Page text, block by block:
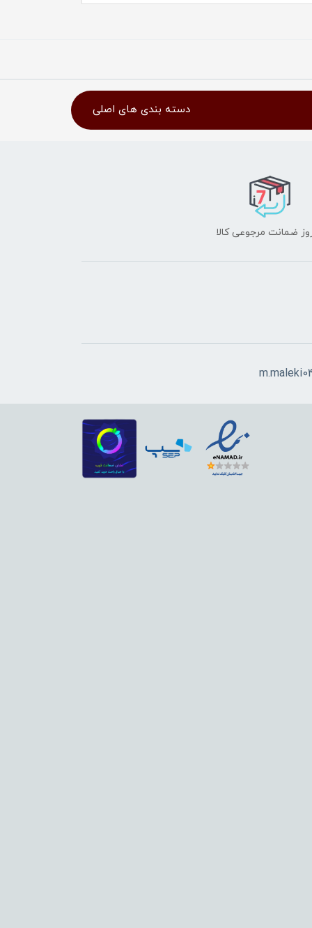
دسته بندی های اصلی